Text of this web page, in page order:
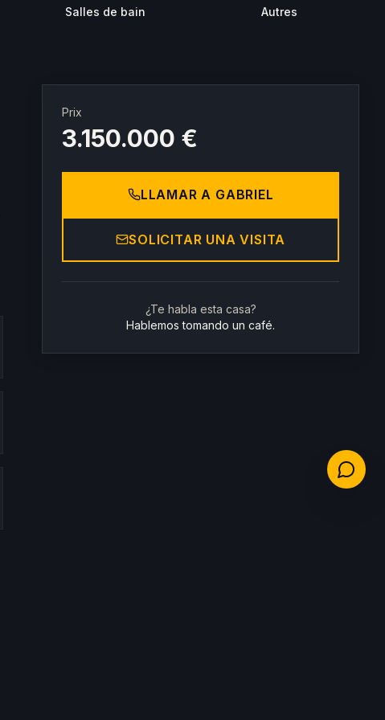
Salles de bain Autres
Prix
3.150.000 €
LLAMAR A GABRIEL
SOLICITAR UNA VISITA
¿Te habla esta casa?
Hablemos tomando un café.